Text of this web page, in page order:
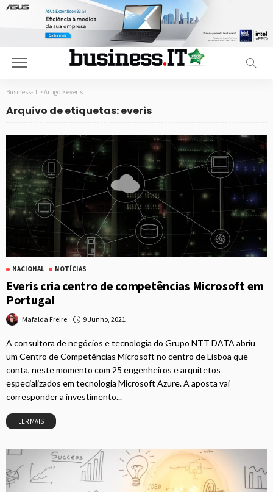
Business-IT > Artigo > everis
Arquivo de etiquetas: everis
NACIONAL NOTÍCIAS
Everis cria centro de competências Microsoft em
Portugal
Mafalda Freire 9 Junho, 2021
A consultora de negócios e tecnologia do Grupo NTT DATA abriu
um Centro de Competências Microsoft no centro de Lisboa que
conta, neste momento com 25 engenheiros e arquitetos
especializados em tecnologia Microsoft Azure. A aposta vai
corresponder a investimento...
LER MAIS